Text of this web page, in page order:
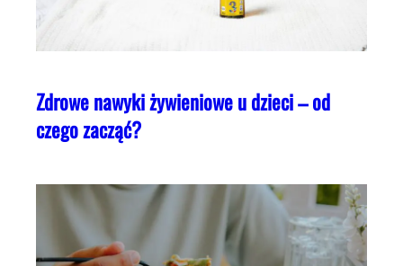
Zdrowe nawyki żywieniowe u dzieci – od
czego zacząć?